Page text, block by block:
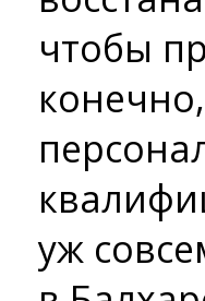
чтобы
уж